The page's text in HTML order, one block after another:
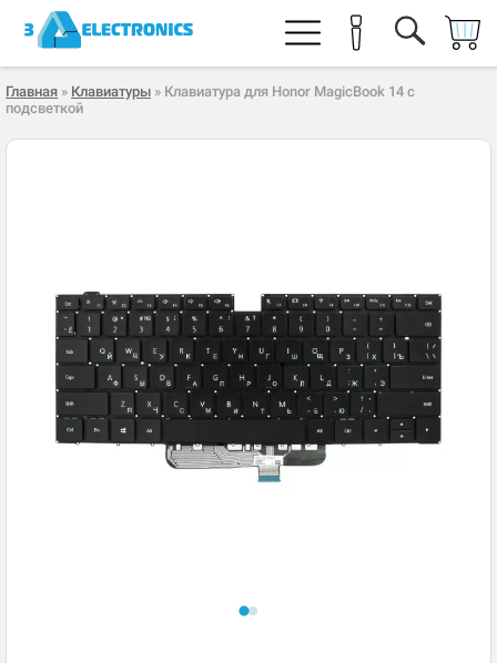
Главная » Клавиатуры » Клавиатура для Honor MagicBook 14 с
подсветкой